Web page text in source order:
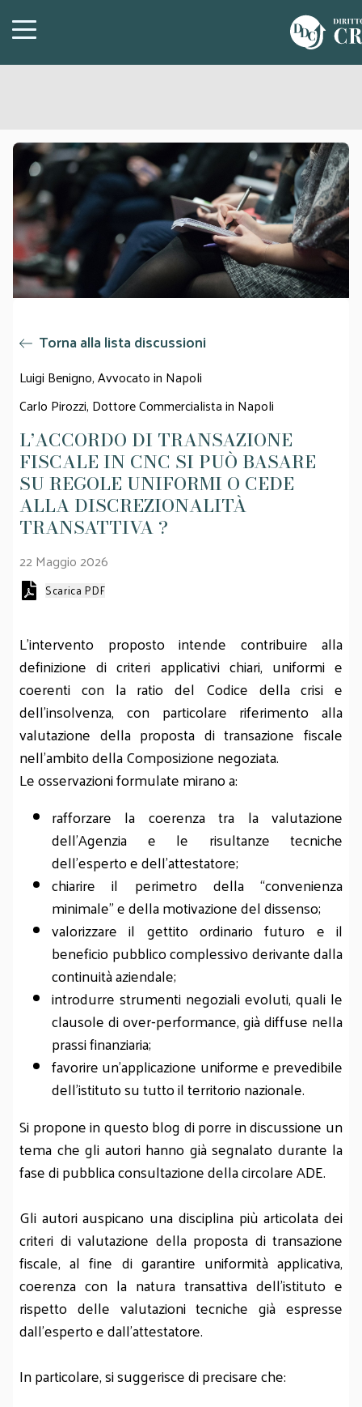
Torna alla lista discussioni
Luigi Benigno,Avvocato in Napoli
Carlo Pirozzi, Dottore Commercialista in Napoli
L’ACCORDO DI TRANSAZIONE
FISCALE IN CNC SI PUÒ BASARE
SU REGOLE UNIFORMI O CEDE
ALLA DISCREZIONALITÀ
TRANSATTIVA ?
22 Maggio 2026
Scarica PDF
L’intervento proposto intende contribuire alla
definizione di criteri applicativi chiari, uniformi e
coerenti con la ratio del Codice della crisi e
dell’insolvenza, con particolare riferimento alla
valutazione della proposta di transazione fiscale
nell’ambito della Composizione negoziata.
Le osservazioni formulate mirano a:
rafforzare la coerenza tra la valutazione
dell’Agenzia e le risultanze tecniche
dell’esperto e dell’attestatore;
chiarire il perimetro della “convenienza
minimale” e della motivazione del dissenso;
valorizzare il gettito ordinario futuro e il
beneficio pubblico complessivo derivante dalla
continuità aziendale;
introdurre strumenti negoziali evoluti, quali le
clausole di over‑performance, già diffuse nella
prassi finanziaria;
favorire un’applicazione uniforme e prevedibile
dell’istituto su tutto il territorio nazionale.
Si propone in questo blog di porre in discussione un
tema che gli autori hanno già segnalato durante la
fase di pubblica consultazione della circolare ADE.
Gli autori auspicano una disciplina più articolata dei
criteri di valutazione della proposta di transazione
fiscale, al fine di garantire uniformità applicativa,
coerenza con la natura transattiva dell’istituto e
rispetto delle valutazioni tecniche già espresse
dall’esperto e dall’attestatore.
In particolare, si suggerisce di precisare che: